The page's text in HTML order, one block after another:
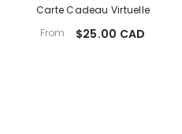
Carte Cadeau Virtuelle
Prix
From $25.00 CAD